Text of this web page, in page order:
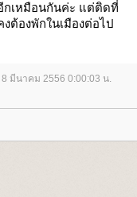
กเหมือนกันค่ะ แต่ติดที่
ต้องพักในเมืองต่อไป
8 มีนาคม 2556 0:00:03 น.